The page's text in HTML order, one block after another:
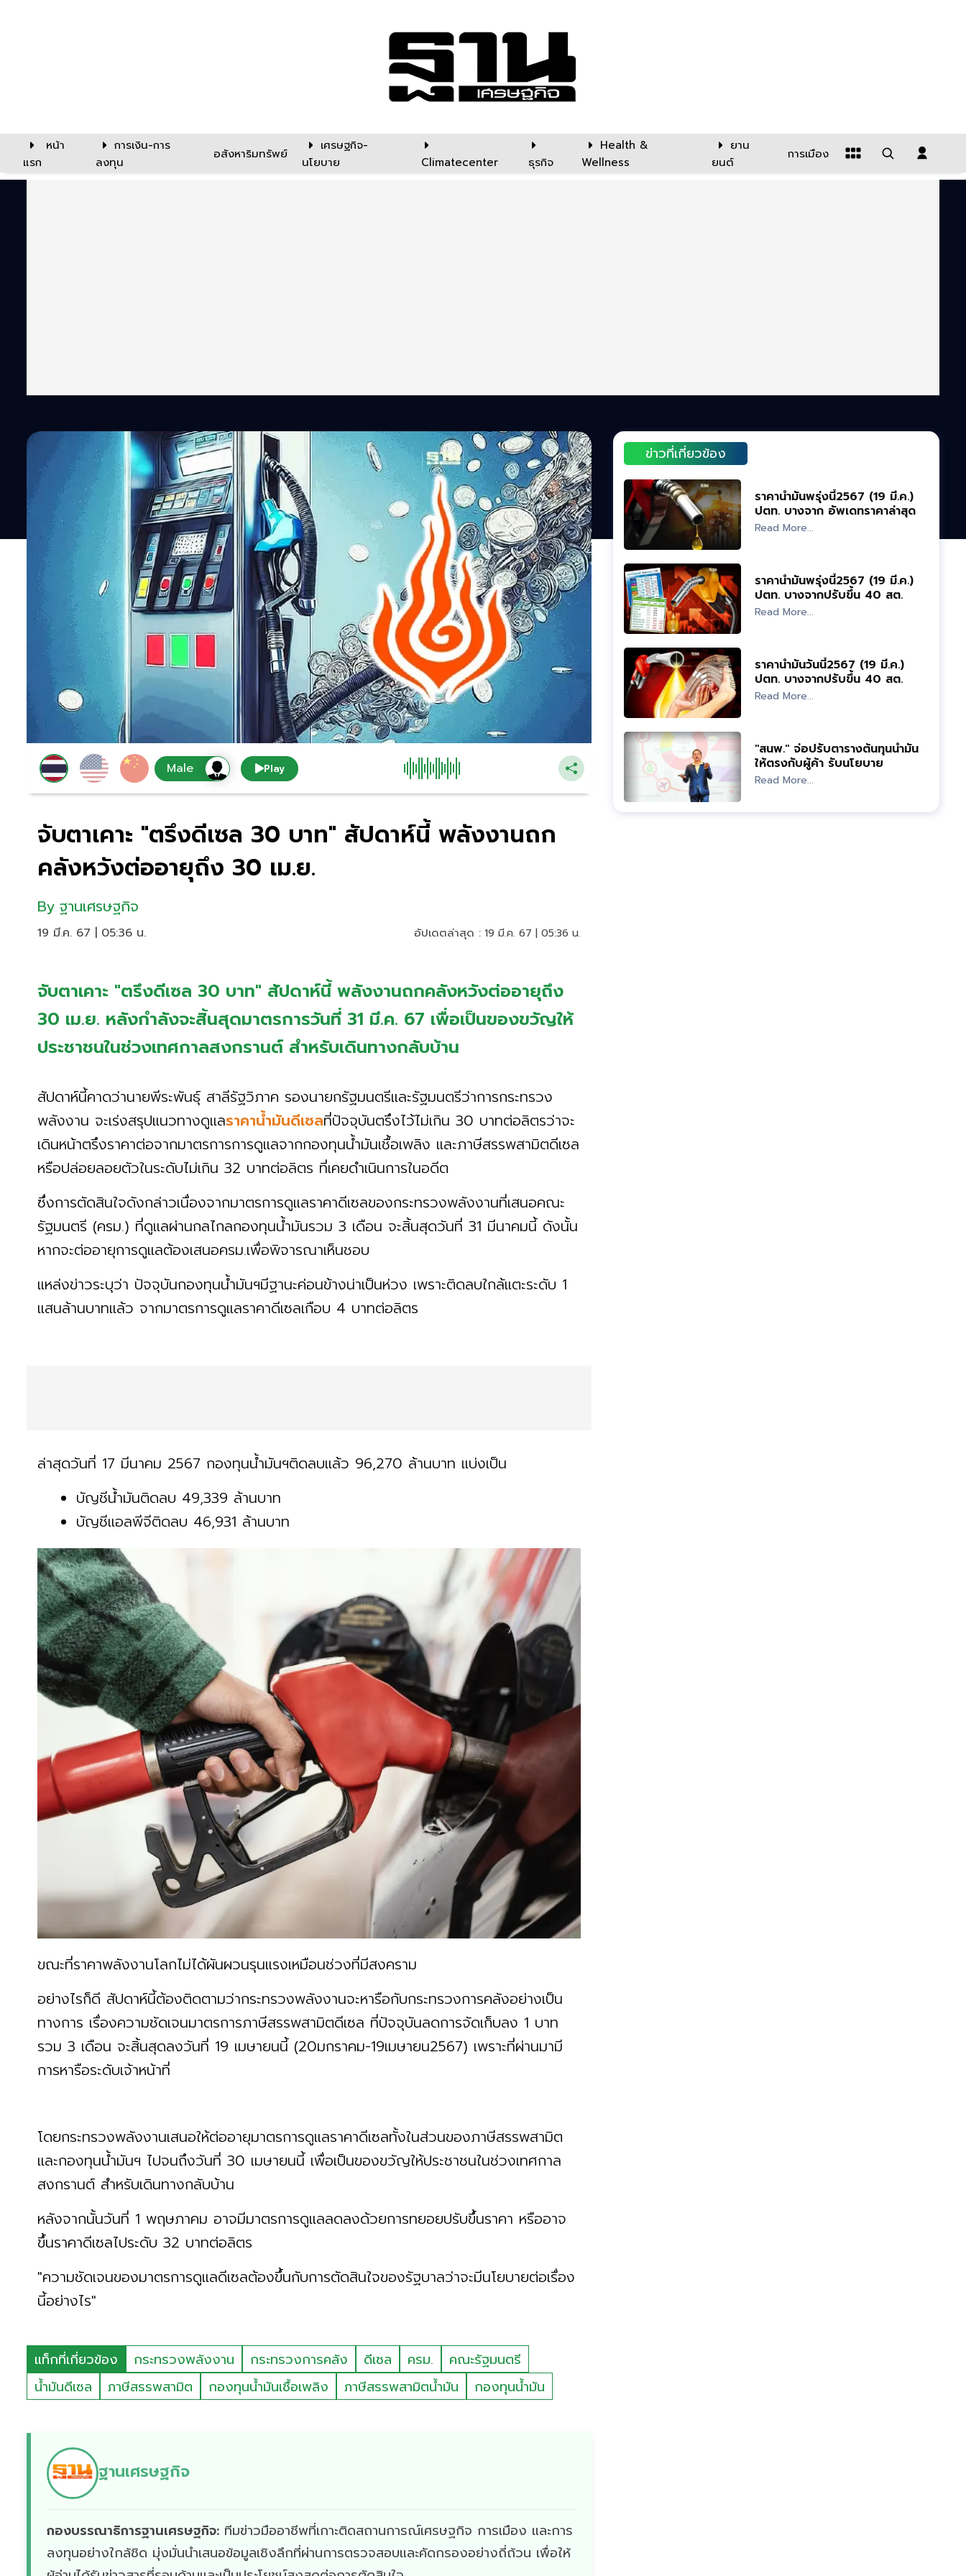
หน้า
แรก
การเงิน-การ
ลงทุน
อสังหาริมทรัพย์
เศรษฐกิจ-
นโยบาย
Climatecenter ธุรกิจ
Health &
Wellness
ยาน
ยนต์
การเมือง
Play
จับตาเคาะ "ตรึงดีเซล 30 บาท" สัปดาห์นี้ พลังงานถก
คลังหวังต่ออายุถึง 30 เม.ย.
By ฐานเศรษฐกิจ
19 มี.ค. 67 | 05:36 น. อัปเดตล่าสุด : 19 มี.ค. 67 | 05:36 น.
จับตาเคาะ "ตรึงดีเซล 30 บาท" สัปดาห์นี้ พลังงานถกคลังหวังต่ออายุถึง
30 เม.ย. หลังกำลังจะสิ้นสุดมาตรการวันที่ 31 มี.ค. 67 เพื่อเป็นของขวัญให้
ประชาชนในช่วงเทศกาลสงกรานต์ สำหรับเดินทางกลับบ้าน
สัปดาห์นี้คาดว่านายพีระพันธุ์ สาลีรัฐวิภาค รองนายกรัฐมนตรีและรัฐมนตรีว่าการกระทรวง
พลังงาน จะเร่งสรุปแนวทางดูแลราคาน้ำมันดีเซลที่ปัจจุบันตรึงไว้ไม่เกิน 30 บาทต่อลิตรว่าจะ
เดินหน้าตรึงราคาต่อจากมาตรการการดูแลจากกองทุนน้ำมันเชื้อเพลิง และภาษีสรรพสามิตดีเซล
หรือปล่อยลอยตัวในระดับไม่เกิน 32 บาทต่อลิตร ที่เคยดำเนินการในอดีต
ซึ่งการตัดสินใจดังกล่าวเนื่องจากมาตรการดูแลราคาดีเซลของกระทรวงพลังงานที่เสนอคณะ
รัฐมนตรี (ครม.) ที่ดูแลผ่านกลไกลกองทุนน้ำมันรวม 3 เดือน จะสิ้นสุดวันที่ 31 มีนาคมนี้ ดังนั้น
หากจะต่ออายุการดูแลต้องเสนอครม.เพื่อพิจารณาเห็นชอบ
แหล่งข่าวระบุว่า ปัจจุบันกองทุนน้ำมันฯมีฐานะค่อนข้างน่าเป็นห่วง เพราะติดลบใกล้แตะระดับ 1
แสนล้านบาทแล้ว จากมาตรการดูแลราคาดีเซลเกือบ 4 บาทต่อลิตร
ล่าสุดวันที่ 17 มีนาคม 2567 กองทุนน้ำมันฯติดลบแล้ว 96,270 ล้านบาท แบ่งเป็น
บัญชีน้ำมันติดลบ 49,339 ล้านบาท
บัญชีแอลพีจีติดลบ 46,931 ล้านบาท
ขณะที่ราคาพลังงานโลกไม่ได้ผันผวนรุนแรงเหมือนช่วงที่มีสงคราม
อย่างไรก็ดี สัปดาห์นี้ต้องติดตามว่ากระทรวงพลังงานจะหารือกับกระทรวงการคลังอย่างเป็น
ทางการ เรื่องความชัดเจนมาตรการภาษีสรรพสามิตดีเซล ที่ปัจจุบันลดการจัดเก็บลง 1 บาท
รวม 3 เดือน จะสิ้นสุดลงวันที่ 19 เมษายนนี้ (20มกราคม-19เมษายน2567) เพราะที่ผ่านมามี
การหารือระดับเจ้าหน้าที่
โดยกระทรวงพลังงานเสนอให้ต่ออายุมาตรการดูแลราคาดีเซลทั้งในส่วนของภาษีสรรพสามิต
และกองทุนน้ำมันฯ ไปจนถึงวันที่ 30 เมษายนนี้ เพื่อเป็นของขวัญให้ประชาชนในช่วงเทศกาล
สงกรานต์ สำหรับเดินทางกลับบ้าน
หลังจากนั้นวันที่ 1 พฤษภาคม อาจมีมาตรการดูแลลดลงด้วยการทยอยปรับขึ้นราคา หรืออาจ
ขึ้นราคาดีเซลไประดับ 32 บาทต่อลิตร
"ความชัดเจนของมาตรการดูแลดีเซลต้องขึ้นกับการตัดสินใจของรัฐบาลว่าจะมีนโยบายต่อเรื่อง
นี้อย่างไร"
แท็กที่เกี่ยวข้อง กระทรวงพลังงาน กระทรวงการคลัง ดีเซล ครม.
คณะรัฐมนตรี
น้ำมันดีเซล
ภาษีสรรพสามิต กองทุนน้ำมันเชื้อเพลิง ภาษีสรรพสามิตน้ำมัน กองทุนน้ำมัน
ฐานเศรษฐกิจ
กองบรรณาธิการฐานเศรษฐกิจ: ทีมข่าวมืออาชีพที่เกาะติดสถานการณ์เศรษฐกิจ การเมือง และการ
ลงทุนอย่างใกล้ชิด มุ่งมั่นนำเสนอข้อมูลเชิงลึกที่ผ่านการตรวจสอบและคัดกรองอย่างถี่ถ้วน เพื่อให้
ข่าวที่เกี่ยวข้อง
ราคาน้ำมันพรุ่งนี้2567 (19 มี.ค.)
ปตท. บางจาก อัพเดทราคาล่าสุด
Read More...
ราคาน้ำมันพรุ่งนี้2567 (19 มี.ค.)
ปตท. บางจากปรับขึ้น 40 สต.
อัพเดทราคาล่าสุด
Read More...
ราคาน้ำมันวันนี้2567 (19 มี.ค.)
ปตท. บางจากปรับขึ้น 40 สต.
อัพเดทราคาล่าสุด
Read More...
"สนพ." จ่อปรับตารางต้นทุนน้ำมัน
ให้ตรงกับผู้ค้า รับนโยบาย
"รมว.พลังงาน"
Read More...